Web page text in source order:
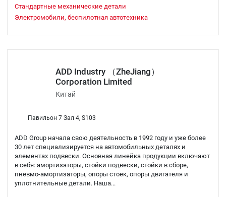
Стандартные механические детали
Электромобили, беспилотная автотехника
ADD Industry （ZheJiang）
Corporation Limited
Китай
Павильон 7 Зал 4, S103
ADD Group начала свою деятельность в 1992 году и уже более
30 лет специализируется на автомобильных деталях и
элементах подвески. Основная линейка продукции включают
в себя: амортизаторы, стойки подвески, стойки в сборе,
пневмо-амортизаторы, опоры стоек, опоры двигателя и
уплотнительные детали. Наша...